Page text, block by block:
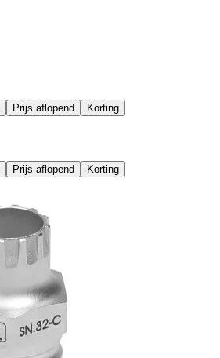
Prijs aflopend Korting
Prijs aflopend Korting